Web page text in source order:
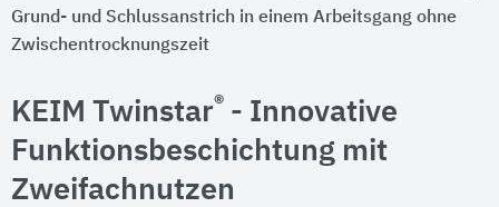
Grund- und Schlussanstrich in einem Arbeitsgang ohne
Zwischentrocknungszeit
KEIM Twinstar® - Innovative
Funktionsbeschichtung mit
Zweifachnutzen